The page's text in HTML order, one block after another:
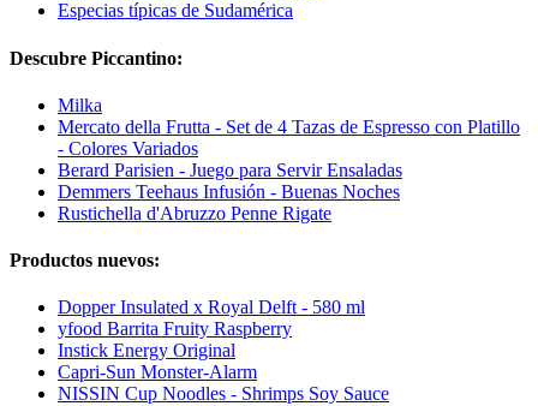
Especias típicas de Sudamérica
Descubre Piccantino:
Milka
Mercato della Frutta - Set de 4 Tazas de Espresso con Platillo
- Colores Variados
Berard Parisien - Juego para Servir Ensaladas
Demmers Teehaus Infusión - Buenas Noches
Rustichella d'Abruzzo Penne Rigate
Productos nuevos:
Dopper Insulated x Royal Delft - 580 ml
yfood Barrita Fruity Raspberry
Instick Energy Original
Capri-Sun Monster-Alarm
NISSIN Cup Noodles - Shrimps Soy Sauce